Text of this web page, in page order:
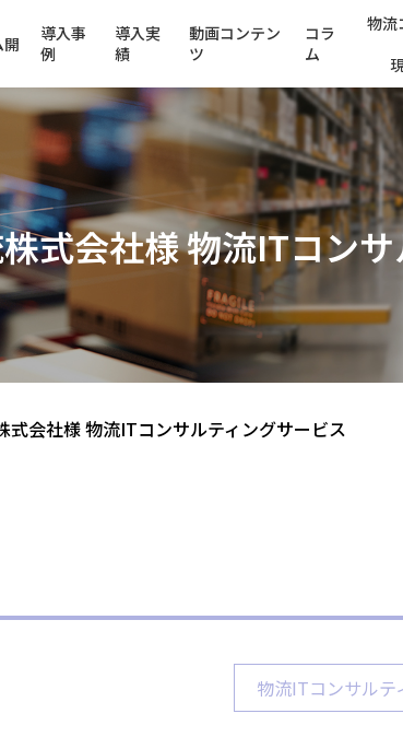
開
導入事
例
導入実
績
動画コンテン
ツ
コラ
ム
物流
式会社様 物流ITコン
式会社様 物流ITコンサルティングサービス
物流ITコンサルテ